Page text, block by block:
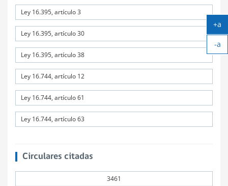
Ley 16.395, artículo 3
Ley 16.395, artículo 30
Ley 16.395, artículo 38
Ley 16.744, artículo 12
Ley 16.744, artículo 61
Ley 16.744, artículo 63
Circulares citadas
3461
+a
-a